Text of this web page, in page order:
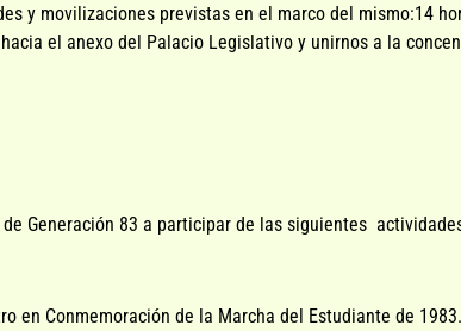
y movilizaciones previstas en el marco del mismo:14
el anexo del Palacio Legislativo y unirnos a la
Generación 83 a participar de las siguientes
en Conmemoración de la Marcha del Estudiante de 1983.